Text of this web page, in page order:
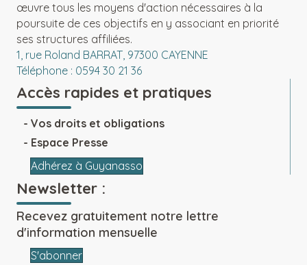
œuvre tous les moyens d'action nécessaires à la
poursuite de ces objectifs en y associant en priorité
ses structures affiliées.
1, rue Roland BARRAT, 97300 CAYENNE
Téléphone : 0594 30 21 36
Accès rapides et pratiques
Vos droits et obligations
Espace Presse
Adhérez à Guyanasso
Newsletter :
Recevez gratuitement notre lettre
d'information mensuelle
S'abonner